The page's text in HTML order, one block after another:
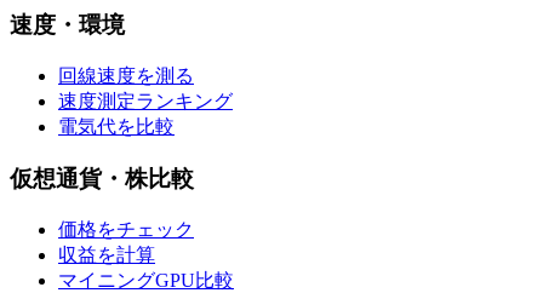
速度・環境
回線速度を測る
速度測定ランキング
電気代を比較
仮想通貨・株比較
価格をチェック
収益を計算
マイニングGPU比較